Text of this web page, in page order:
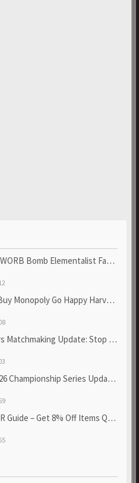
Elementalist Fast - Grab POE Curren...
Go Happy Harvest with Looney Tun...
Update: Stop Failed - Grab Bluep...
Series Update! Get Cheap & ...
– Get 8% Off Items Quickly to Test ...